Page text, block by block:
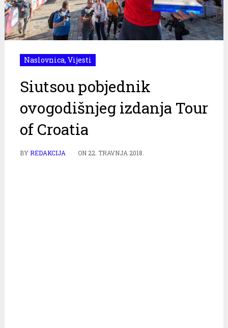
Naslovnica, Vijesti
Siutsou pobjednik
ovogodišnjeg izdanja Tour
of Croatia
BYREDAKCIJA ON22. TRAVNJA 2018.